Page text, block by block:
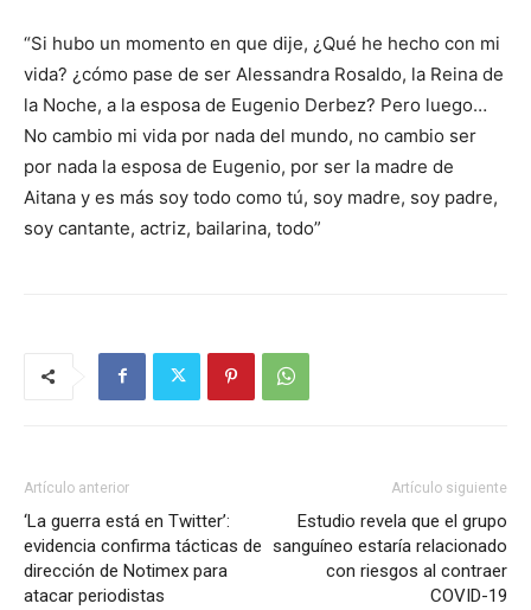
“Si hubo un momento en que dije, ¿Qué he hecho con mi
vida? ¿cómo pase de ser Alessandra Rosaldo, la Reina de
la Noche, a la esposa de Eugenio Derbez? Pero luego…
No cambio mi vida por nada del mundo, no cambio ser
por nada la esposa de Eugenio, por ser la madre de
Aitana y es más soy todo como tú, soy madre, soy padre,
soy cantante, actriz, bailarina, todo”
Artículo anterior
‘La guerra está en Twitter’:
evidencia confirma tácticas de
dirección de Notimex para
atacar periodistas
Artículo siguiente
Estudio revela que el grupo
sanguíneo estaría relacionado
con riesgos al contraer
COVID-19